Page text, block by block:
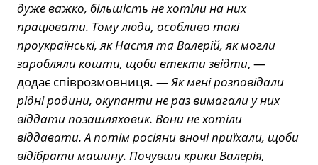
дуже важко, більшість не хотіли на них
працювати. Тому люди, особливо такі
проукраїнські, як Настя та Валерій, як могли
заробляли кошти, щоби втекти звідти, —
додає співрозмовниця. —Як мені розповідали
рідні родини, окупанти не раз вимагали у них
віддати позашляховик. Вони не хотіли
віддавати. А потім росіяни вночі приїхали, щоби
відібрати машину. Почувши крики Валерія,